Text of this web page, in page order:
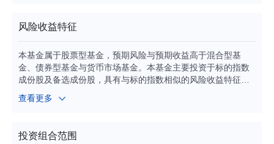
风险收益特征
本基金属于股票型基金，预期风险与预期收益高于混合型基
金、债券型基金与货币市场基金。本基金主要投资于标的指数
成份股及备选成份股，具有与标的指数相似的风险收益特征。
本基金为投资境外证券的基金，主要投资于美国市场，除了需
要承担与境内证券投资基金类似的市场波动风险等一般投资风
场投资所面临的特别投资风险。
查看更多
投资组合范围